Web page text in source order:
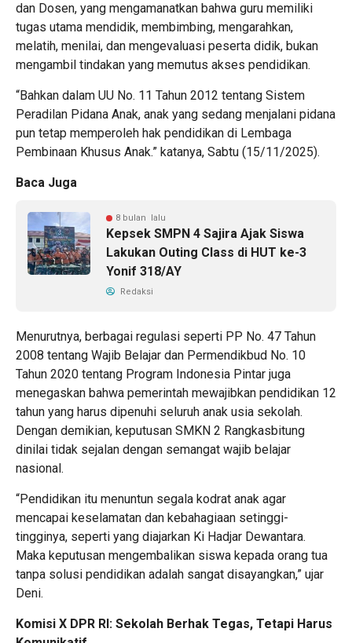
dan Dosen, yang mengamanatkan bahwa guru memiliki
tugas utama mendidik, membimbing, mengarahkan,
melatih, menilai, dan mengevaluasi peserta didik, bukan
mengambil tindakan yang memutus akses pendidikan.
“Bahkan dalam UU No. 11 Tahun 2012 tentang Sistem
Peradilan Pidana Anak, anak yang sedang menjalani pidana
pun tetap memperoleh hak pendidikan di Lembaga
Pembinaan Khusus Anak.” katanya, Sabtu (15/11/2025).
Baca Juga
8 bulan lalu
Kepsek SMPN 4 Sajira Ajak Siswa
Lakukan Outing Class di HUT ke-3
Yonif 318/AY
Redaksi
Menurutnya, berbagai regulasi seperti PP No. 47 Tahun
2008 tentang Wajib Belajar dan Permendikbud No. 10
Tahun 2020 tentang Program Indonesia Pintar juga
menegaskan bahwa pemerintah mewajibkan pendidikan 12
tahun yang harus dipenuhi seluruh anak usia sekolah.
Dengan demikian, keputusan SMKN 2 Rangkasbitung
dinilai tidak sejalan dengan semangat wajib belajar
nasional.
“Pendidikan itu menuntun segala kodrat anak agar
mencapai keselamatan dan kebahagiaan setinggi-
tingginya, seperti yang diajarkan Ki Hadjar Dewantara.
Maka keputusan mengembalikan siswa kepada orang tua
tanpa solusi pendidikan adalah sangat disayangkan,” ujar
Deni.
Komisi X DPR RI: Sekolah Berhak Tegas, Tetapi Harus